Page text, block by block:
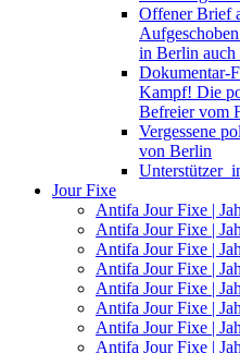
Offener Brief
in Berlin auch
Dokumentar-
Kampf! Die
Befreier vom
Vergessene
von Berlin
Jour Fixe
Antifa Jour Fixe |
Antifa Jour Fixe |
Antifa Jour Fixe |
Antifa Jour Fixe |
Antifa Jour Fixe |
Antifa Jour Fixe |
Antifa Jour Fixe |
Antifa Jour Fixe |